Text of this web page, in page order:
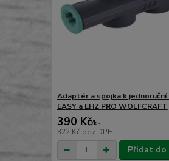
Adaptér a spojka k jednoruční
EASY a EHZ PRO WOLFCRAFT
390 Kč/ks
322 Kč bez DPH
Přidat do